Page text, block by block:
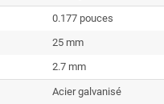
0.177 pouces
25 mm
2.7 mm
Acier galvanisé